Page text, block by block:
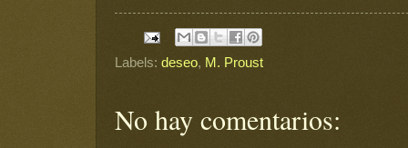
Labels: deseo, M. Proust
No hay comentarios: